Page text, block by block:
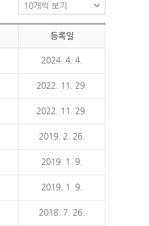
등록일
2024. 4. 4.
2022. 11. 29.
2022. 11. 29.
2019. 2. 26.
2019. 1. 9.
2019. 1. 9.
2018. 7. 26.